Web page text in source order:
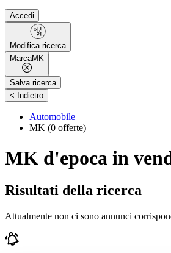
Accedi
Modifica ricerca
MarcaMK
Salva ricerca
< Indietro |
Automobile
MK (0 offerte)
MK d'epoca in
Risultati della ricerca
Attualmente non ci sono annunci